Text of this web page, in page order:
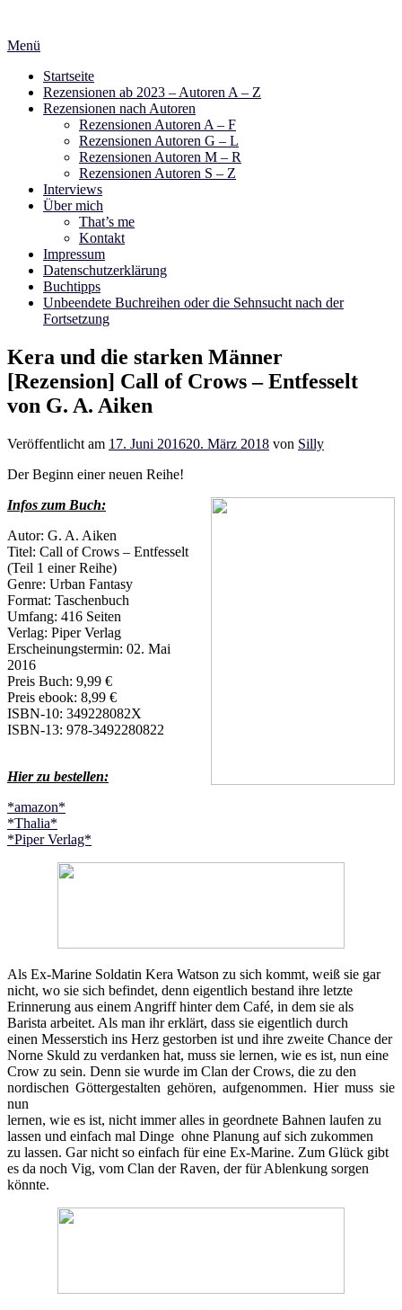
springen
Menü
Startseite
Rezensionen ab 2023 – Autoren A – Z
Rezensionen nach Autoren
Rezensionen Autoren A – F
Rezensionen Autoren G – L
Rezensionen Autoren M – R
Rezensionen Autoren S – Z
Interviews
Über mich
That’s me
Kontakt
Impressum
Datenschutzerklärung
Buchtipps
Unbeendete Buchreihen oder die Sehnsucht nach der
Fortsetzung
Kera und die starken Männer
[Rezension] Call of Crows – Entfesselt
von G. A. Aiken
Veröffentlicht am 17. Juni 201620. März 2018 von Silly
Der Beginn einer neuen Reihe!
Infos zum Buch:
Autor: G. A. Aiken
Titel: Call of Crows – Entfesselt
(Teil 1 einer Reihe)
Genre: Urban Fantasy
Format: Taschenbuch
Umfang: 416 Seiten
Verlag: Piper Verlag
Erscheinungstermin: 02. Mai
2016
Preis Buch: 9,99 €
Preis ebook: 8,99 €
ISBN-10: 349228082X
ISBN-13: 978-3492280822
Hier zu bestellen:
*amazon*
*Thalia*
*Piper Verlag*
Als Ex-Marine Soldatin Kera Watson zu sich kommt, weiß sie gar
nicht, wo sie sich befindet, denn eigentlich bestand ihre letzte
Erinnerung aus einem Angriff hinter dem Café, in dem sie als
Barista arbeitet. Als man ihr erklärt, dass sie eigentlich durch
einen Messerstich ins Herz gestorben ist und ihre zweite Chance der
Norne Skuld zu verdanken hat, muss sie lernen, wie es ist, nun eine
Crow zu sein. Denn sie wurde im Clan der Crows, die zu den
nordischen Göttergestalten gehören, aufgenommen. Hier muss sie
nun
lernen, wie es ist, nicht immer alles in geordnete Bahnen laufen zu
lassen und einfach mal Dinge ohne Planung auf sich zukommen
zu lassen. Gar nicht so einfach für eine Ex-Marine. Zum Glück gibt
es da noch Vig, vom Clan der Raven, der für Ablenkung sorgen
könnte.